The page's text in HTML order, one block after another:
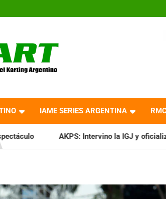
Electrónica del
Argentina
IAME SERIES ARGENTINA
Intervino la IGJ y oficializó el llamado a